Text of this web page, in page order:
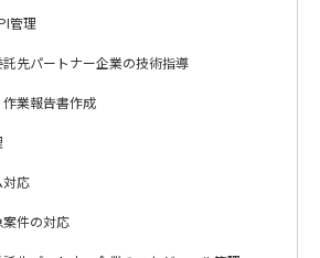
管理
託先パートナー企業の技術指導
作業報告書作成
対応
案件の対応